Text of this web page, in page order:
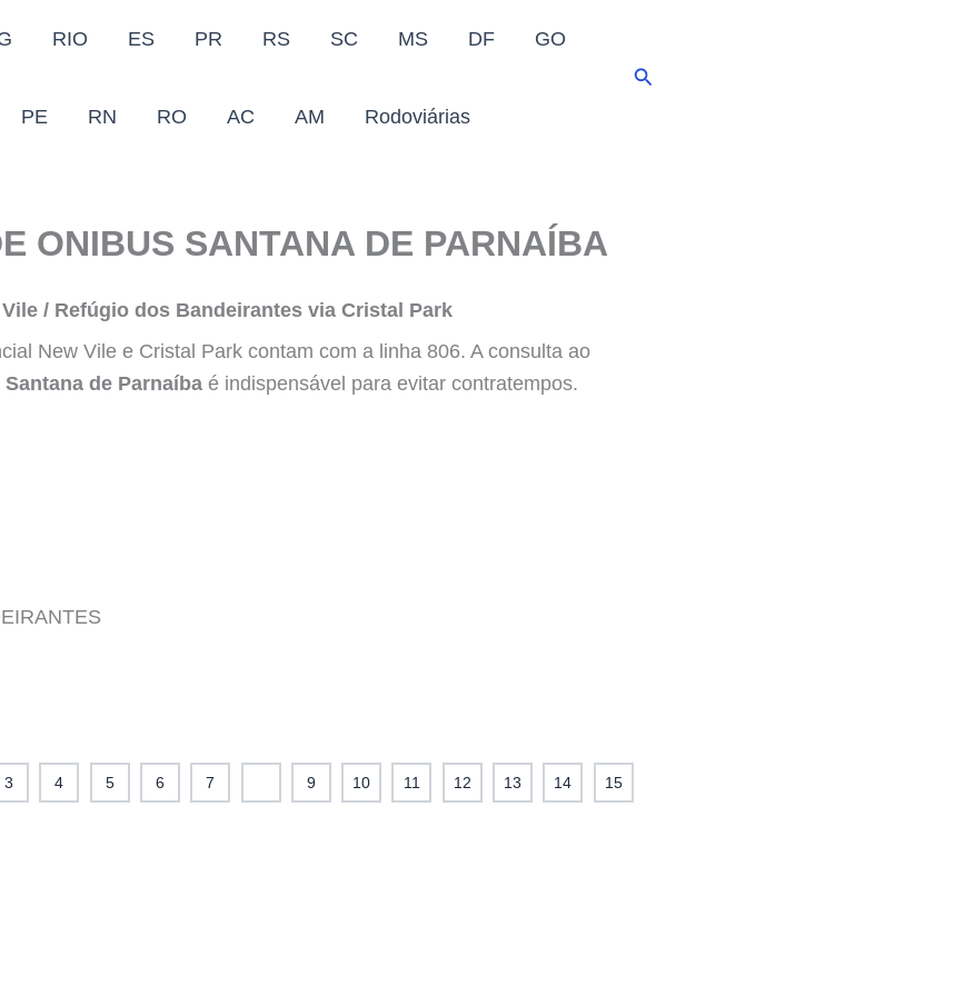
RIO ES PR RS SC MS DF GO
PE RN RO AC AM Rodoviárias
Pesquisar
ONIBUS SANTANA DE PARNAÍBA
/ Refúgio dos Bandeirantes via Cristal Park
New Vile e Cristal Park contam com a linha 806. A consulta ao
de Parnaíba é indispensável para evitar contratempos.
3 4 5 6 7 9 10 11 12 13 14 15